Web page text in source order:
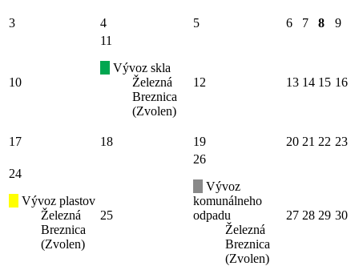
3 4 5 6 7 8 9
10
11
Vývoz skla
Železná
Breznica
(Zvolen)
12 13 14 15 16
17 18 19 20 21 22 23
24
Vývoz plastov
Železná
Breznica
(Zvolen)
25
26
Vývoz
komunálneho
odpadu
Železná
Breznica
(Zvolen)
27 28 29 30